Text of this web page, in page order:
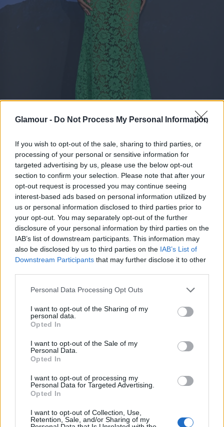
Glamour - Do Not Process My Personal Information
If you wish to opt-out of the sale, sharing to third parties, or
processing of your personal or sensitive information for
targeted advertising by us, please use the below opt-out
section to confirm your selection. Please note that after your
opt-out request is processed you may continue seeing
interest-based ads based on personal information utilized by
us or personal information disclosed to third parties prior to
your opt-out. You may separately opt-out of the further
disclosure of your personal information by third parties on the
IAB’s list of downstream participants. This information may
also be disclosed by us to third parties on the IAB’s List of
Downstream Participants that may further disclose it to other
Please note that this website/app uses one or more Google
not limited to your visit or usage behaviour. You may click to
grant or deny consent to Google and its third-party tags to
use your data for below specified purposes in below Google
consent section.
Personal Data Processing Opt Outs
I want to opt-out of the Sharing of my
personal data.
Opted In
I want to opt-out of the Sale of my
Personal Data.
Opted In
I want to opt-out of processing my
Personal Data for Targeted Advertising.
Opted In
I want to opt-out of Collection, Use,
Retention, Sale, and/or Sharing of my
Keke Palmer a Nem londoni premierjén, 2022
Fotó:Stuart C. Wilson/Getty Images
Tüll
forgatásán. Ez a babakék tüllszoknya tiszta Szex és
New York! A mesés szoknyát kapucnis pulóverrel,
blézerrel és sportcipővel kombinálták. Te felvennéd?